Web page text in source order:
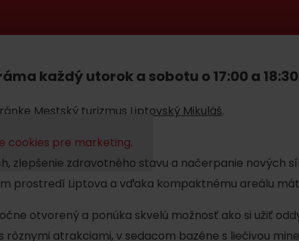
pobytu na
Poistenie záchrany
zadarmo s Generali
podľa ročného obdobia
terase pri
drevené materiály
si vychutnáte vírivku
výhľadom na
Tatranská sauna
V Tatranskej saune
cesty. Inhalácia v
kryštáliky napomáhajú
astmatikom, fajčiarom,
ochoreniami dýchacích
každý utorok a sobotu o 17:00 a 18:30
Mestský turizmus Liptovský Mikuláš.
cookies pre marketing.
zlepšenie zdravotného stavu a načerpanie nových
prostredí Liptova a vďaka kompaktnému areálu
otvorený a ponúka skvelú možnosť ako si užiť
rôznymi atrakciami, v sedacom bazéne s liečivou